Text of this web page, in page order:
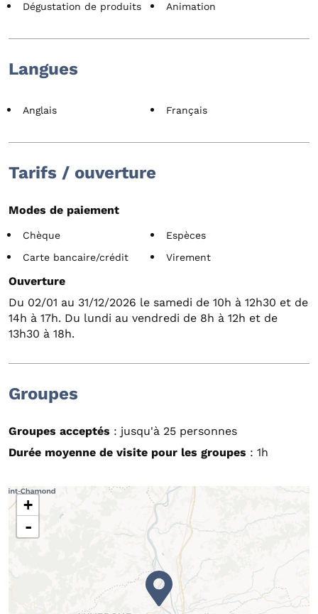
Dégustation de produits Animation
Langues
Anglais Français
Tarifs / ouverture
Modes de paiement
Chèque
Espèces
Carte bancaire/crédit
Virement
Ouverture
Du 02/01 au 31/12/2026 le samedi de 10h à 12h30 et de
14h à 17h. Du lundi au vendredi de 8h à 12h et de
13h30 à 18h.
Groupes
Groupes acceptés : jusqu'à 25 personnes
Durée moyenne de visite pour les groupes : 1h
+
-